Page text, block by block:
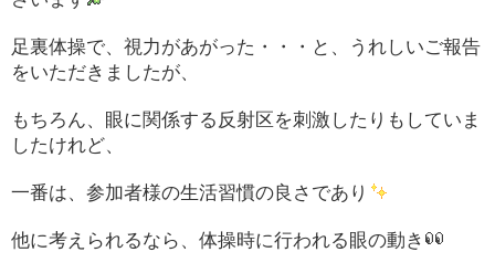
足裏体操で、視力があがった・・・と、うれしいご報告
をいただきましたが、
もちろん、眼に関係する反射区を刺激したりもしていま
したけれど、
一番は、参加者様の生活習慣の良さであり
他に考えられるなら、体操時に行われる眼の動き